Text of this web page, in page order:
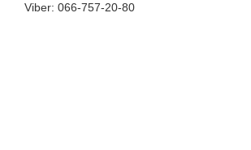
066-757-20-80